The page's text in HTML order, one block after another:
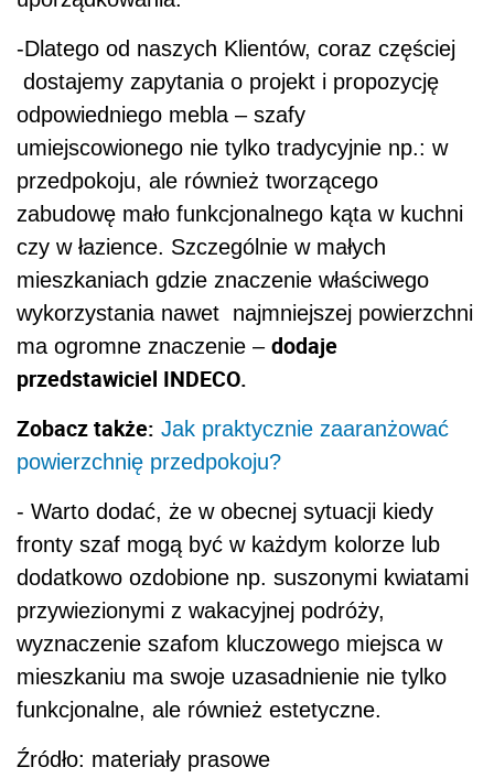
-Dlatego od naszych Klientów, coraz częściej
dostajemy zapytania o projekt i propozycję
odpowiedniego mebla – szafy
umiejscowionego nie tylko tradycyjnie np.: w
przedpokoju, ale również tworzącego
zabudowę mało funkcjonalnego kąta w kuchni
czy w łazience. Szczególnie w małych
mieszkaniach gdzie znaczenie właściwego
wykorzystania nawet najmniejszej powierzchni
ma ogromne znaczenie – dodaje
przedstawiciel INDECO.
Zobacz także: Jak praktycznie zaaranżować
powierzchnię przedpokoju?
- Warto dodać, że w obecnej sytuacji kiedy
fronty szaf mogą być w każdym kolorze lub
dodatkowo ozdobione np. suszonymi kwiatami
przywiezionymi z wakacyjnej podróży,
wyznaczenie szafom kluczowego miejsca w
mieszkaniu ma swoje uzasadnienie nie tylko
funkcjonalne, ale również estetyczne.
Źródło: materiały prasowe